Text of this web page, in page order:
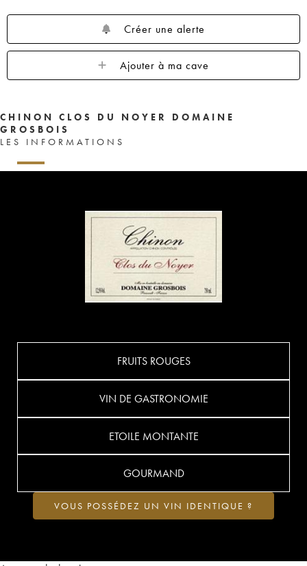
Créer une alerte
Ajouter à ma cave
CHINON CLOS DU NOYER DOMAINE
GROSBOIS
LES INFORMATIONS
FRUITS ROUGES
VIN DE GASTRONOMIE
ETOILE MONTANTE
GOURMAND
VOUS POSSÉDEZ UN VIN IDENTIQUE ?